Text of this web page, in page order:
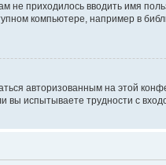
не приходилось вводить имя
компьютере, например в
авторизованным на этой
вы испытываете трудности с